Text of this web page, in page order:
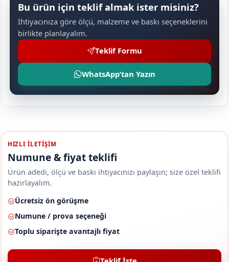
Bu ürün için teklif almak ister misiniz?
İhtiyacınıza göre ölçü, malzeme ve baskı seçeneklerini
birlikte planlayalım.
Teklif Formu
WhatsApp’tan Yazın
HIZLI ILETIŞIM
Numune & fiyat teklifi
Ürün adedi, ölçü ve baskı ihtiyacınızı paylaşın; size özel teklifi
hazırlayalım.
Ücretsiz ön görüşme
Numune / prova seçeneği
Toplu siparişte avantajlı fiyat